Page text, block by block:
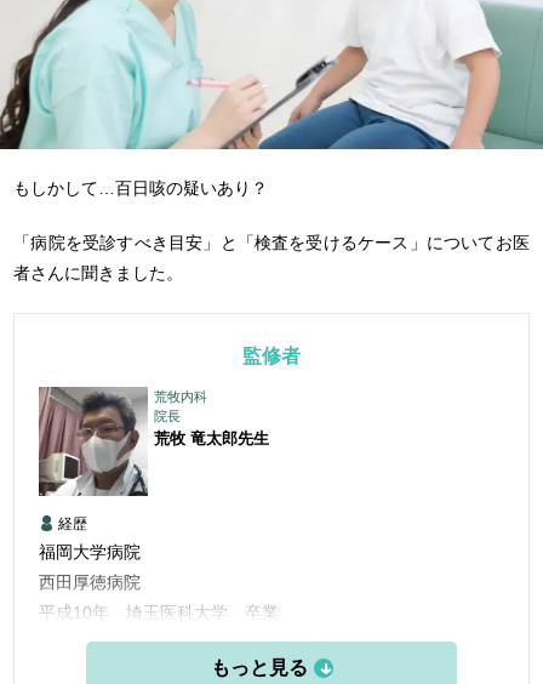
もしかして…百日咳の疑いあり？
「病院を受診すべき目安」と「検査を受けるケース」についてお医
者さんに聞きました。
監修者
荒牧内科
院長
荒牧 竜太郎先生
経歴
福岡大学病院
西田厚徳病院
平成10年 埼玉医科大学 卒業
平成10年 福岡大学病院 臨床研修
平成12年 福岡大学病院 呼吸器科入局